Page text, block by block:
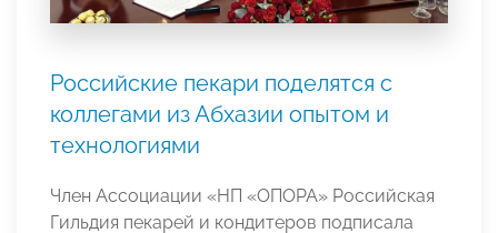
Российские пекари поделятся с
коллегами из Абхазии опытом и
технологиями
Член Ассоциации «НП «ОПОРА» Российская
Гильдия пекарей и кондитеров подписала